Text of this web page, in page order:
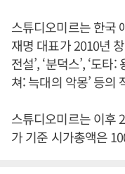
스튜디오미르는 한국
재명 대표가 2010년
전설’, ‘분덕스’, ‘도타
쳐: 늑대의 악몽’ 등의
스튜디오미르는 이후
가 기준 시가총액은